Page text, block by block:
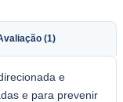
(1)
e
e para prevenir